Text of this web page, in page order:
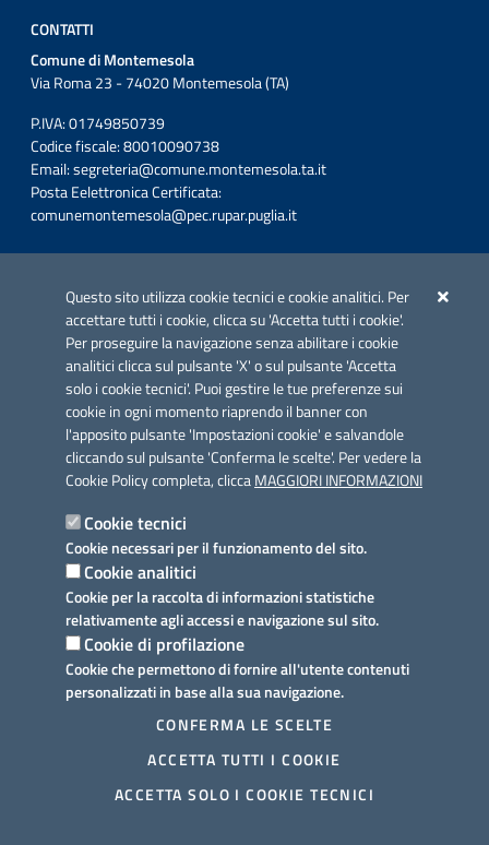
Questo sito utilizza cookie tecnici e cookie analitici. Per
accettare tutti i cookie, clicca su 'Accetta tutti i cookie'.
Per proseguire la navigazione senza abilitare i cookie
analitici clicca sul pulsante 'X' o sul pulsante 'Accetta
solo i cookie tecnici'. Puoi gestire le tue preferenze sui
cookie in ogni momento riaprendo il banner con
l'apposito pulsante 'Impostazioni cookie' e salvandole
cliccando sul pulsante 'Conferma le scelte'. Per vedere la
Cookie Policy completa, cliccaMAGGIORI INFORMAZIONI
Cookie tecnici
Cookie necessari per il funzionamento del sito.
Cookie analitici
Cookie per la raccolta di informazioni statistiche
relativamente agli accessi e navigazione sul sito.
Cookie di profilazione
Cookie che permettono di fornire all'utente contenuti
personalizzati in base alla sua navigazione.
CONFERMA LE SCELTE
ACCETTA TUTTI I COOKIE
ACCETTA SOLO I COOKIE TECNICI
CONTATTI
Comune di Montemesola
Via Roma 23 - 74020 Montemesola (TA)
P.IVA: 01749850739
Codice fiscale: 80010090738
Email:segreteria@comune.montemesola.ta.it
Posta Eelettronica Certificata:
comunemontemesola@pec.rupar.puglia.it
Azione 2.3.
Link utili
Informativa privacy
Dichiarazione di accessibilità
Note legali
Domande frequenti
Richiesta assistenza
Prenotazione appuntamento
Segnalazione disservizio
Mappa del sito